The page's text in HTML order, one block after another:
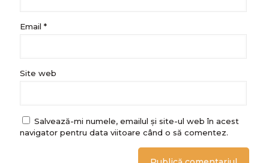
Email *
Site web
Salvează-mi numele, emailul și site-ul web în acest
navigator pentru data viitoare când o să comentez.